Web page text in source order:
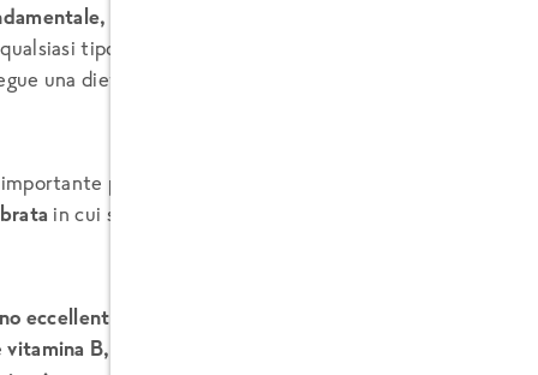
consultare il proprio medico
tipo di regime alimentare dietetico: una cattiva
una dieta, può portare a molte carenze vitaminiche e
per ottenere una perdita di peso quindi è di
in cui si ottengano tutti i nutrienti necessari.
eccellenti
vitamina B, ferro, magnesio, amminoacidi, flavonoidi,